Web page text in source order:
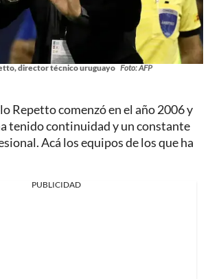
director técnico uruguayo Foto: AFP
Repetto comenzó en el año 2006 y
tenido continuidad y un constante
Acá los equipos de los que ha
PUBLICIDAD